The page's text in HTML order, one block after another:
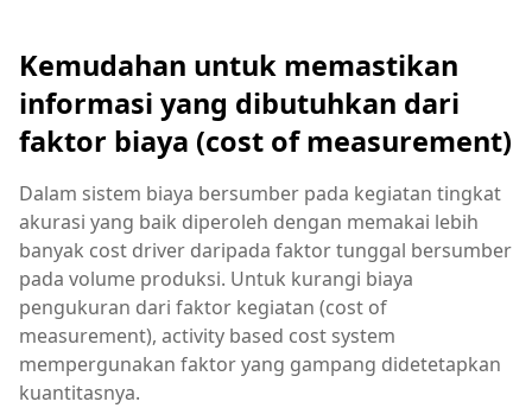
Kemudahan untuk memastikan
informasi yang dibutuhkan dari
faktor biaya (cost of measurement)
Dalam sistem biaya bersumber pada kegiatan tingkat
akurasi yang baik diperoleh dengan memakai lebih
banyak cost driver daripada faktor tunggal bersumber
pada volume produksi. Untuk kurangi biaya
pengukuran dari faktor kegiatan (cost of
measurement), activity based cost system
mempergunakan faktor yang gampang didetetapkan
kuantitasnya.